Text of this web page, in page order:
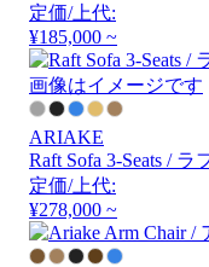
定価/上代:
¥185,000 ~
画像はイメージです
ARIAKE
Raft Sofa 3-Seats /
定価/上代:
¥278,000 ~